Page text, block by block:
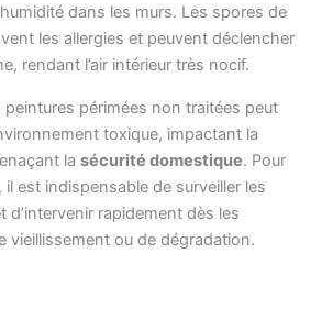
dans les murs. Les spores de
les allergies et peuvent déclencher
rendant l’air intérieur très nocif.
périmées non traitées peut
toxique, impactant la
lasécurité domestique. Pour
il est indispensable de surveiller les
d’intervenir rapidement dès les
vieillissement ou de dégradation.